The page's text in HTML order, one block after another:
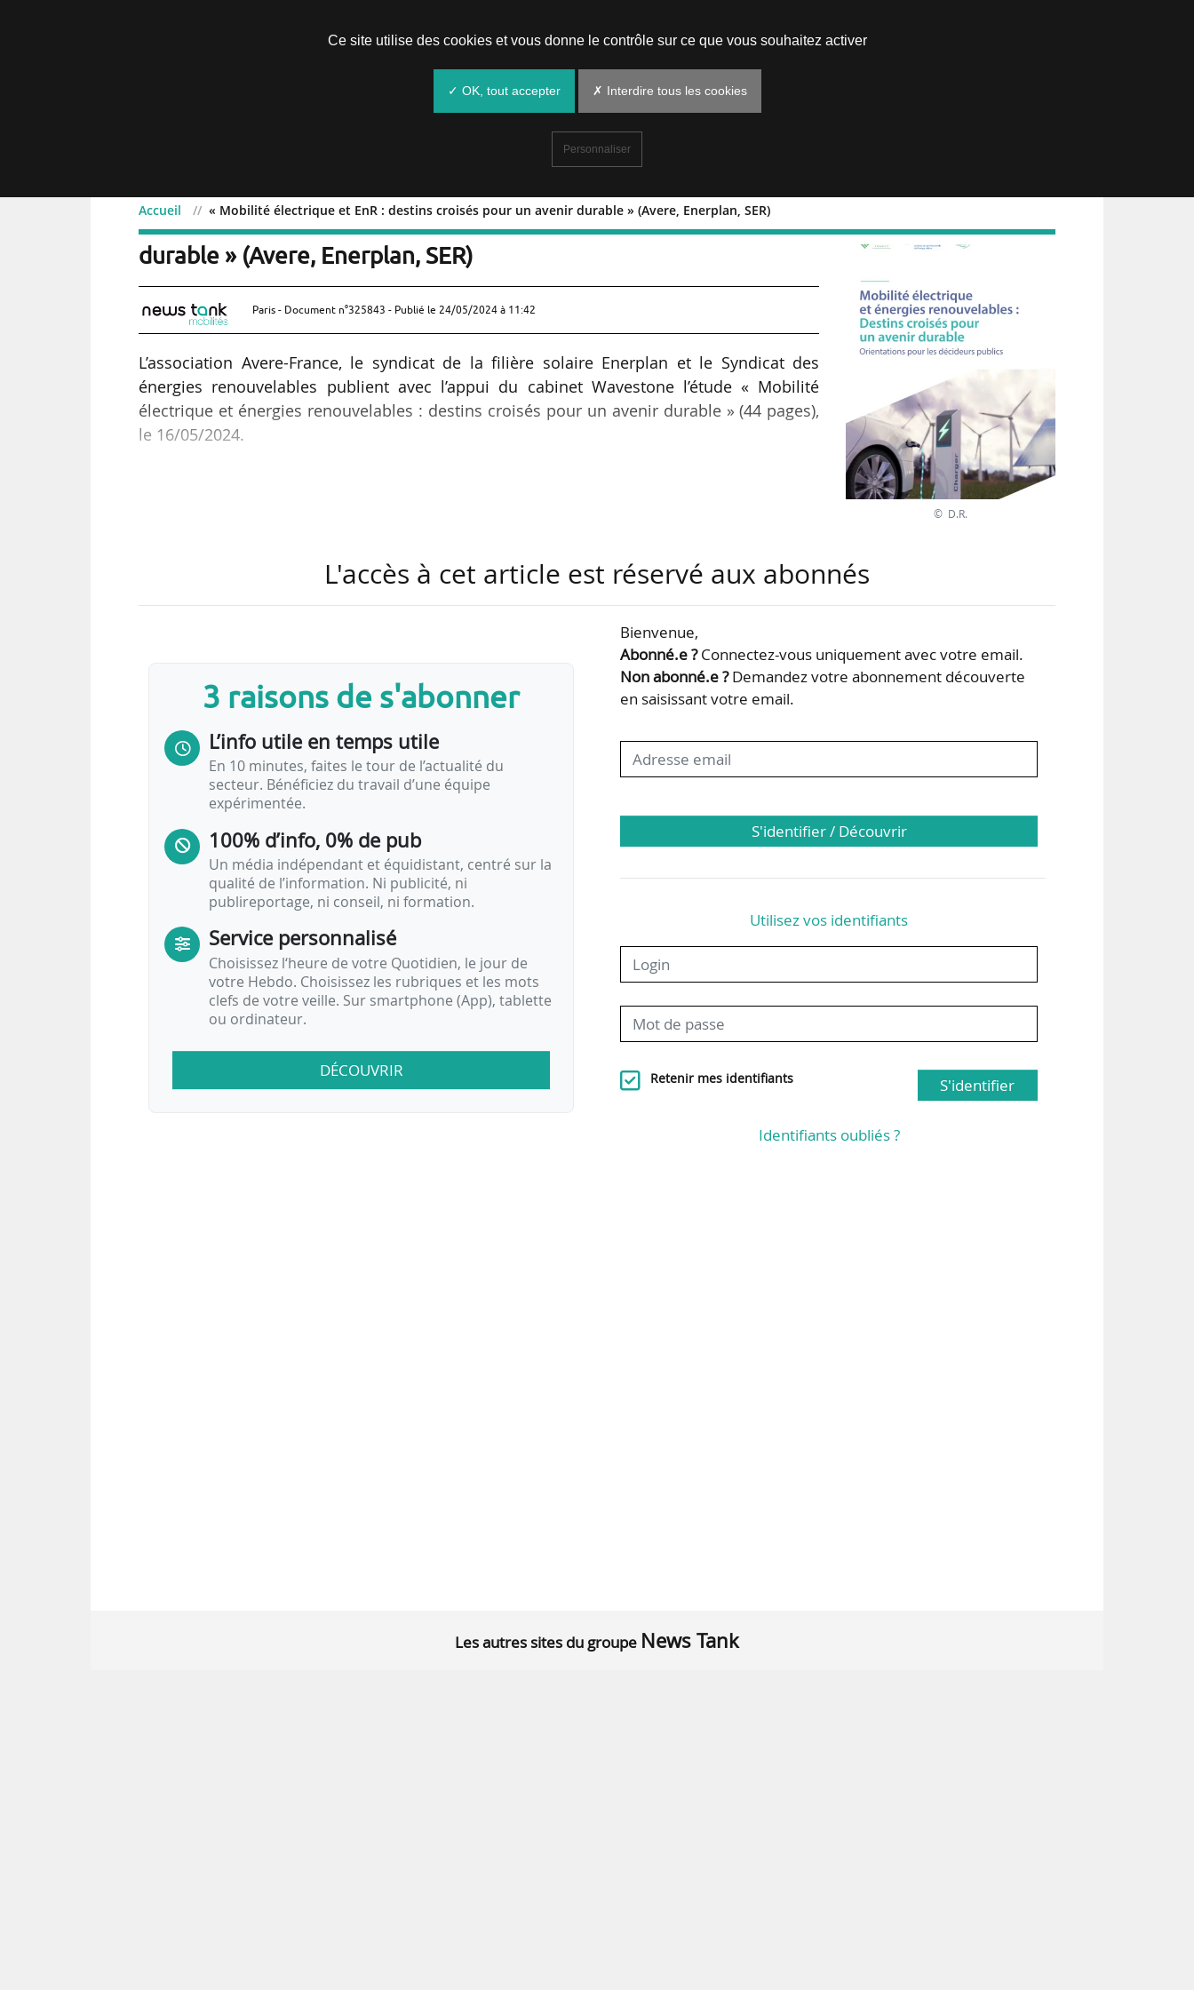
Accueil « Mobilité électrique et EnR : destins croisés pour un avenir durable » (Avere, Enerplan, SER)
« Mobilité électrique et EnR : destins croisés pour un avenir
durable » (Avere, Enerplan, SER)
Paris - Document n°325843 - Publié le 24/05/2024 à 11:42
L’association Avere-France, le syndicat de la filière solaire Enerplan et le Syndicat des
énergies renouvelables publient avec l’appui du cabinet Wavestone l’étude « Mobilité
électrique et énergies renouvelables : destins croisés pour un avenir durable » (44 pages),
le 16/05/2024.
© D.R.
L'accès à cet article est réservé aux abonnés
3 raisons de s'abonner
L’info utile en temps utile
En 10 minutes, faites le tour de l’actualité du
secteur. Bénéficiez du travail d’une équipe
expérimentée.
100% d’info, 0% de pub
Un média indépendant et équidistant, centré sur la
qualité de l’information. Ni publicité, ni
publireportage, ni conseil, ni formation.
Service personnalisé
Choisissez l‘heure de votre Quotidien, le jour de
votre Hebdo. Choisissez les rubriques et les mots
clefs de votre veille. Sur smartphone (App), tablette
ou ordinateur.
DÉCOUVRIR
Bienvenue,
Abonné.e ?Connectez-vous uniquement avec votre email.
Non abonné.e ?Demandez votre abonnement découverte
en saisissant votre email.
S'identifier / Découvrir
Utilisez vos identifiants
Retenir mes identifiants S'identifier
Identifiants oubliés ?
Les autres sites du groupe News Tank
Ce site utilise des cookies et vous donne le contrôle sur ce que vous souhaitez activer
✓ OK, tout accepter ✗ Interdire tous les cookies
Personnaliser